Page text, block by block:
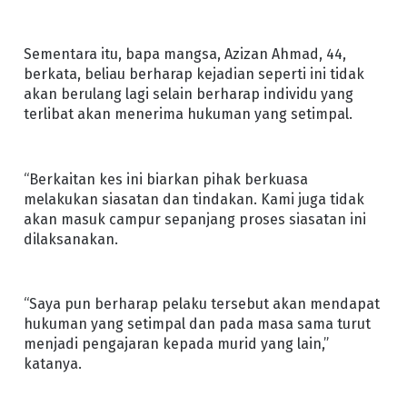
Sementara itu, bapa mangsa, Azizan Ahmad, 44,
berkata, beliau berharap kejadian seperti ini tidak
akan berulang lagi selain berharap individu yang
terlibat akan menerima hukuman yang setimpal.
“Berkaitan kes ini biarkan pihak berkuasa
melakukan siasatan dan tindakan. Kami juga tidak
akan masuk campur sepanjang proses siasatan ini
dilaksanakan.
“Saya pun berharap pelaku tersebut akan mendapat
hukuman yang setimpal dan pada masa sama turut
menjadi pengajaran kepada murid yang lain,”
katanya.